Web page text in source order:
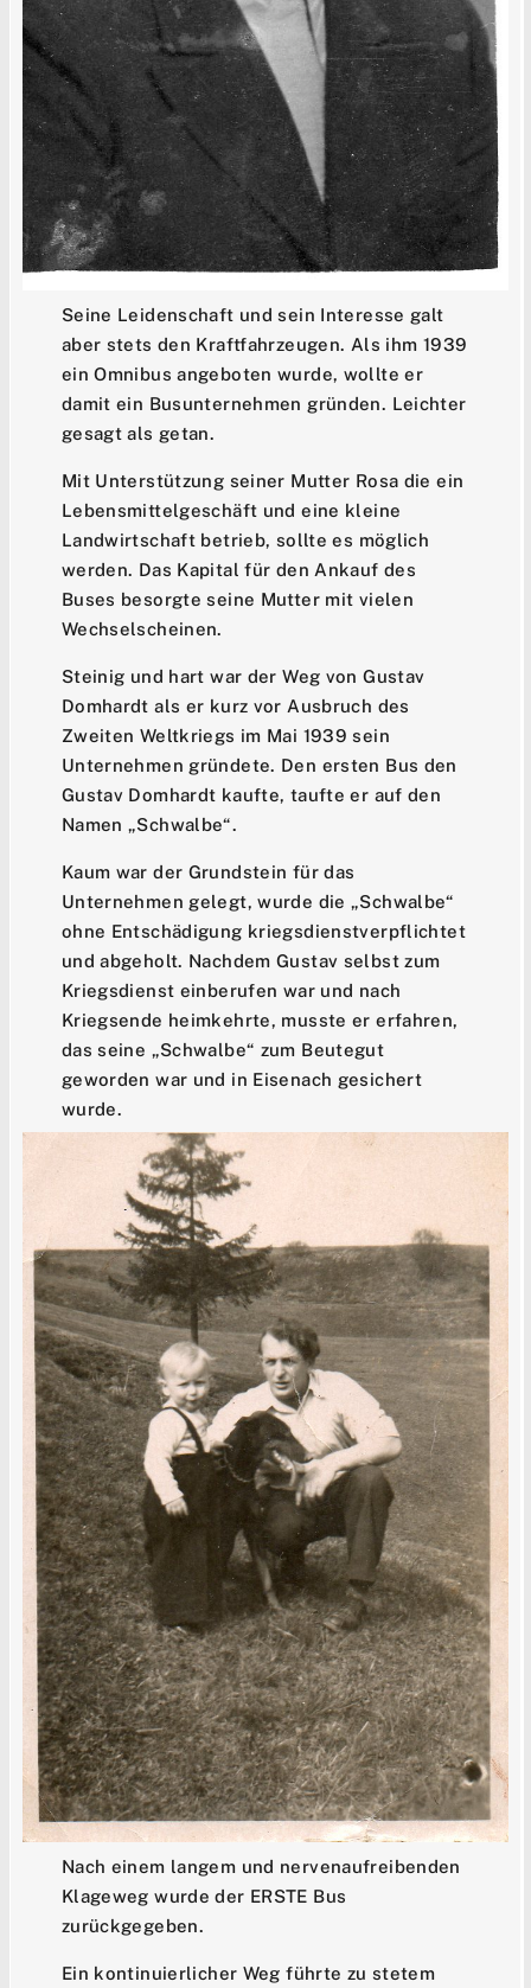
Seine Leidenschaft und sein Interesse galt
aber stets den Kraftfahrzeugen. Als ihm 1939
ein Omnibus angeboten wurde, wollte er
damit ein Busunternehmen gründen. Leichter
gesagt als getan.
Mit Unterstützung seiner Mutter Rosa die ein
Lebensmittelgeschäft und eine kleine
Landwirtschaft betrieb, sollte es möglich
werden. Das Kapital für den Ankauf des
Buses besorgte seine Mutter mit vielen
Wechselscheinen.
Steinig und hart war der Weg von Gustav
Domhardt als er kurz vor Ausbruch des
Zweiten Weltkriegs im Mai 1939 sein
Unternehmen gründete. Den ersten Bus den
Gustav Domhardt kaufte, taufte er auf den
Namen „Schwalbe“.
Kaum war der Grundstein für das
Unternehmen gelegt, wurde die „Schwalbe“
ohne Entschädigung kriegsdienstverpflichtet
und abgeholt. Nachdem Gustav selbst zum
Kriegsdienst einberufen war und nach
Kriegsende heimkehrte, musste er erfahren,
das seine „Schwalbe“ zum Beutegut
geworden war und in Eisenach gesichert
wurde.
Nach einem langem und nervenaufreibenden
Klageweg wurde der ERSTE Bus
zurückgegeben.
Ein kontinuierlicher Weg führte zu stetem